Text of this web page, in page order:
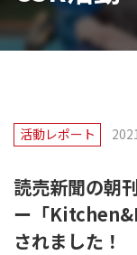
活動レポート
読売新聞の朝
ー「
されました！